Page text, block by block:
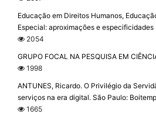
Educação em Direitos Humanos,
Especial: aproximações e especificidades
2054
GRUPO FOCAL NA PESQUISA EM
1998
ANTUNES, Ricardo. O Privilégio da
serviços na era digital. São Paulo:
1665